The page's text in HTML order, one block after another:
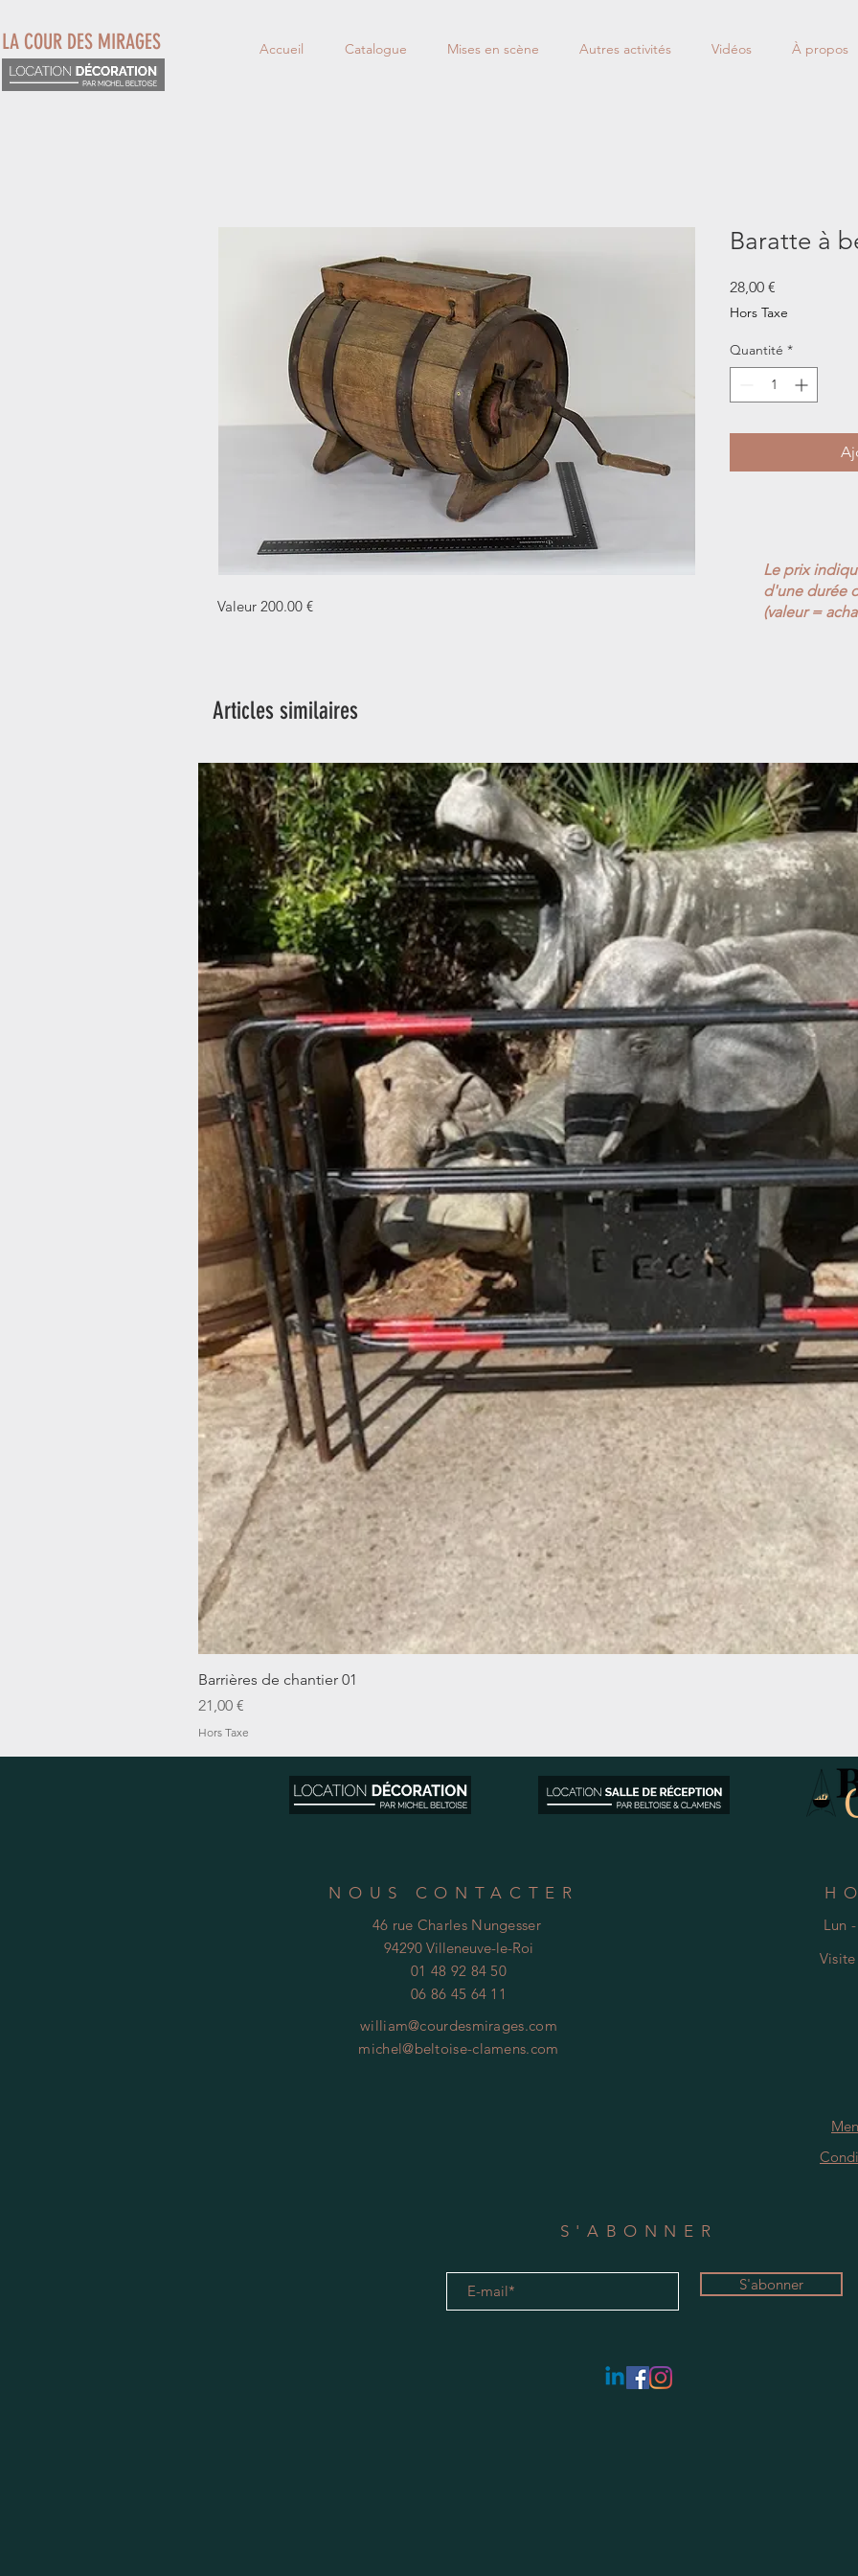
Accueil Catalogue Mises en scène Autres activités Vidéos À propos
LA COUR DES MIRAGES
Valeur 200.00 €
Baratte à
28,00 €
Hors Taxe
Quantité *
Articles similaires
Barrières de chantier 01
Prix
21,00 €
Hors Taxe
Le prix
d'une durée
(valeur =
NOUS CONTACTER
46 rue Charles Nungesser
94290 Villeneuve-le-Roi
01 48 92 84 50
06 86 45 64 11
william@courdesmirages.com
michel@beltoise-clamens.com
Lun
Visite
S'ABONNER
S'abonner